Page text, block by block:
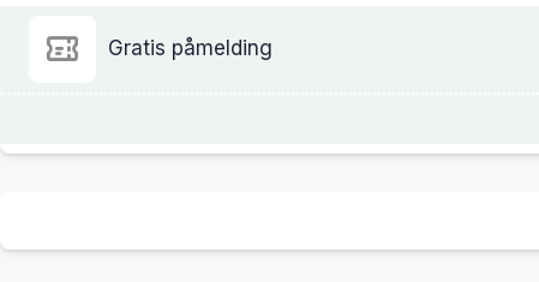
Gratis påmelding